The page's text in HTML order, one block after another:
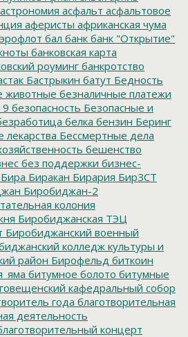
астрономия асфальт асфальтовое
аферисты африканская чума
бал банк банк "Открытие"
банковская карта
роуминг банкротство
Бастрыкин батут Бедность
животные безналичные платежи
безопасность Безопасные и
белка бензин Беринг
лекарства Бессмертные дела
бешенство
без поддержки бизнес-
Бира Биракан Бирария БирЗСТ
Биробиджан-2
колония
Биробиджанская ТЭЦ
Биробиджанский военный
колледж культуры и
район Бирофельд биткоин
битумное болото битумные
кафедральный собор
года благотворительная
деятельность
концерт